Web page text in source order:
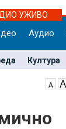
УЖИВО
Аудио
Култура